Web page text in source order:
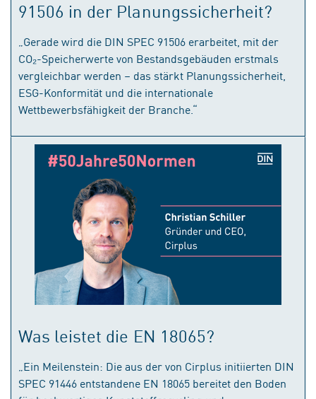
91506 in der Planungssicherheit?
„Gerade wird die DIN SPEC 91506 erarbeitet, mit der
CO₂-Speicherwerte von Bestandsgebäuden erstmals
vergleichbar werden – das stärkt Planungssicherheit,
ESG-Konformität und die internationale
Wettbewerbsfähigkeit der Branche.“
Was leistet die EN 18065?
„Ein Meilenstein: Die aus der von Cirplus initiierten DIN
SPEC 91446 entstandene EN 18065 bereitet den Boden